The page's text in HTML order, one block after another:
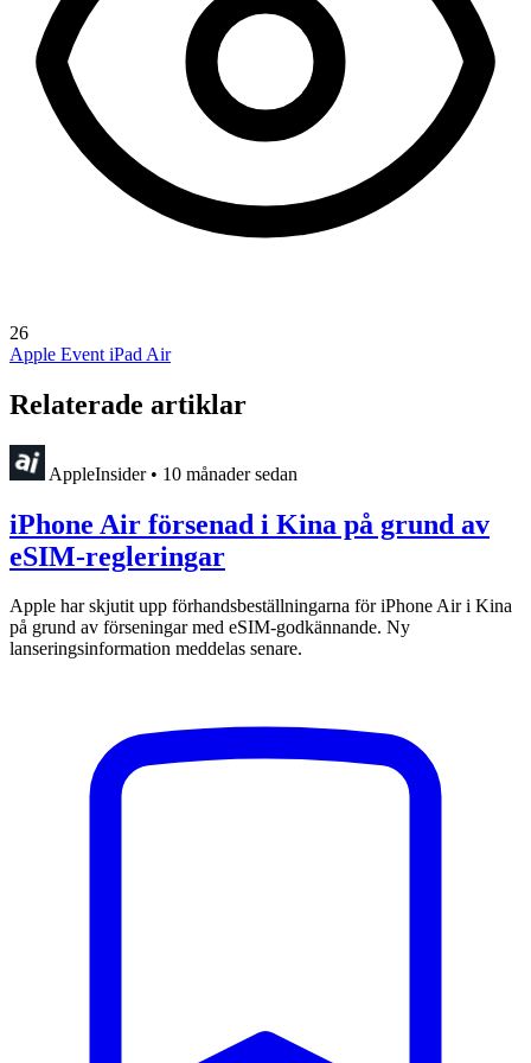
26
Apple Event iPad Air
Relaterade artiklar
AppleInsider • 10 månader sedan
iPhone Air försenad i Kina på grund av
eSIM-regleringar
Apple har skjutit upp förhandsbeställningarna för iPhone Air i Kina
på grund av förseningar med eSIM-godkännande. Ny
lanseringsinformation meddelas senare.